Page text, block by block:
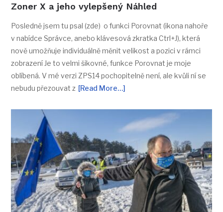
Zoner X a jeho vylepšený Náhled
Posledně jsem tu psal (zde) o funkci Porovnat (ikona nahoře
v nabídce Správce, anebo klávesová zkratka Ctrl+J), která
nově umožňuje individuálně měnit velikost a pozici v rámci
zobrazení Je to velmi šikovné, funkce Porovnat je moje
oblíbená. V mé verzi ZPS14 pochopitelně není, ale kvůli ní se
nebudu přezouvat z [Read More…]